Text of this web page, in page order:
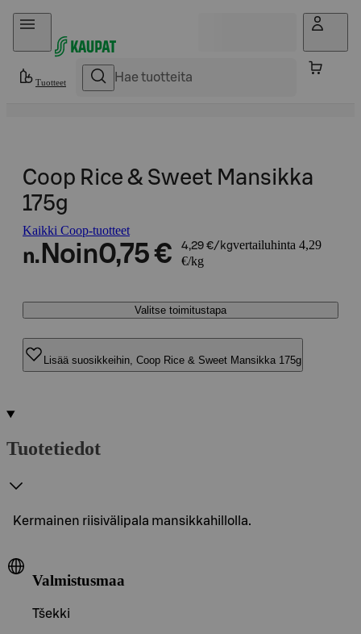
Hyppää sisältöön
Tuotteet
Coop Rice & Sweet Mansikka
175g
Kaikki Coop-tuotteet
n. Noin0,75 € 4,29 €/kgvertailuhinta 4,29
€/kg
Valitse toimitustapa
Lisää suosikkeihin, Coop Rice & Sweet Mansikka 175g
Tuotetiedot
Kermainen riisivälipala mansikkahillolla.
Valmistusmaa
Tšekki